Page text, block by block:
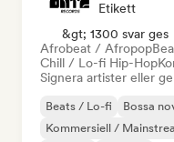
Etikett
&gt; 1300 svar ges
Afrobeat / Afropop
Chill / Lo-fi Hip-Hop
Signera artister eller
Beats / Lo-fi Bossa
Kommersiell /